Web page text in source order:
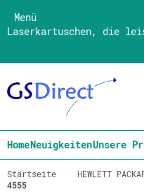
Menü
Laserkartuschen, die
HomeNeuigkeitenUnsere
Startseite HEWLETT
4555